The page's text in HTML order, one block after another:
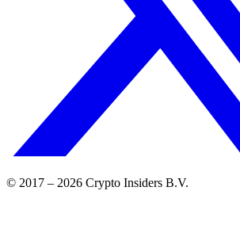
© 2017 – 2026 Crypto Insiders B.V.